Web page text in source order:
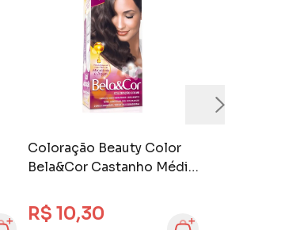
Coloração Beauty Color
Bela&Cor Castanho Médio
R$ 10,30